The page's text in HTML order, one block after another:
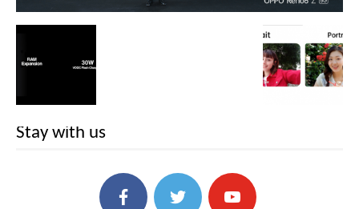
Stay with us